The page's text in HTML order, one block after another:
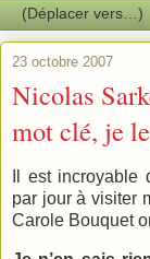
23 octobre 2007
Nicolas
mot clé, je
Il est
par jour à visiter
Carole Bouquet